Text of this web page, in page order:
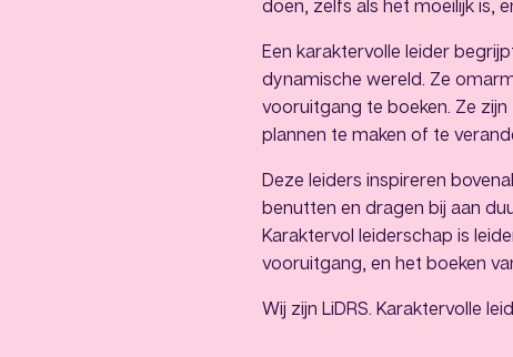
doen, zelfs als het moeilijk is,
Een karaktervolle leider
dynamische wereld. Ze
vooruitgang te boeken. Ze
plannen te maken of te
Deze leiders inspireren
benutten en dragen bij aan
Karaktervol leiderschap is
vooruitgang, en het boeken
Wij zijn LiDRS. Karaktervolle